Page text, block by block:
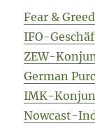
Fear &
IFO-
ZEW-
German
IMK-
Nowcast-